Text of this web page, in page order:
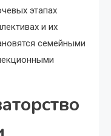
этапах
и их
семейными